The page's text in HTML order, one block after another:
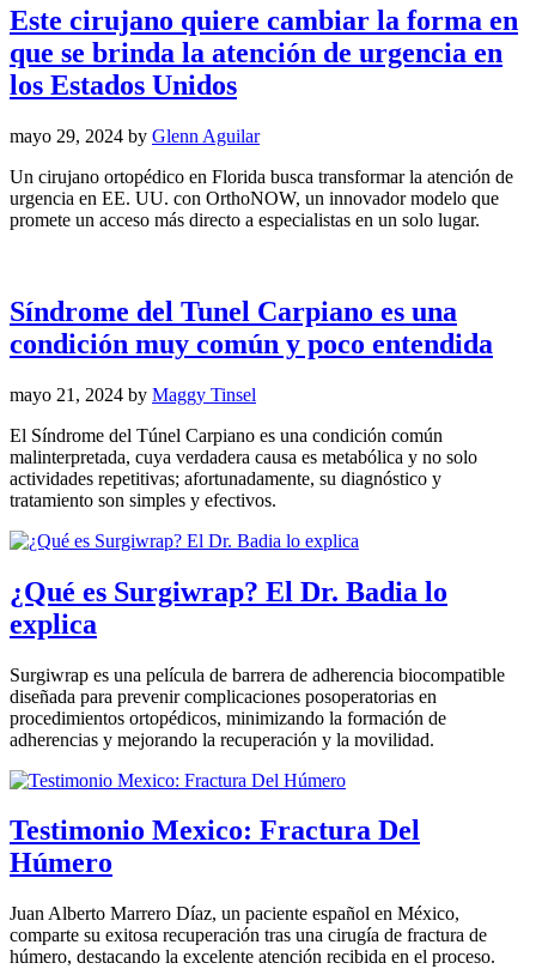
Este cirujano quiere cambiar la forma en
que se brinda la atención de urgencia en
los Estados Unidos
mayo 29, 2024 by Glenn Aguilar
Un cirujano ortopédico en Florida busca transformar la atención de
urgencia en EE. UU. con OrthoNOW, un innovador modelo que
promete un acceso más directo a especialistas en un solo lugar.
Síndrome del Tunel Carpiano es una
condición muy común y poco entendida
mayo 21, 2024 by Maggy Tinsel
El Síndrome del Túnel Carpiano es una condición común
malinterpretada, cuya verdadera causa es metabólica y no solo
actividades repetitivas; afortunadamente, su diagnóstico y
tratamiento son simples y efectivos.
¿Qué es Surgiwrap? El Dr. Badia lo
explica
Surgiwrap es una película de barrera de adherencia biocompatible
diseñada para prevenir complicaciones posoperatorias en
procedimientos ortopédicos, minimizando la formación de
adherencias y mejorando la recuperación y la movilidad.
Testimonio Mexico: Fractura Del
Húmero
Juan Alberto Marrero Díaz, un paciente español en México,
comparte su exitosa recuperación tras una cirugía de fractura de
húmero, destacando la excelente atención recibida en el proceso.